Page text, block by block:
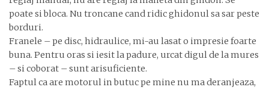
poate si bloca. Nu troncane cand ridic ghidonul sa sar peste
borduri.
Franele – pe disc, hidraulice, mi-au lasat o impresie foarte
buna. Pentru oras si iesit la padure, urcat digul de la mures
– si coborat – sunt arisuficiente.
Faptul ca are motorul in butuc pe mine nu ma deranjeaza,